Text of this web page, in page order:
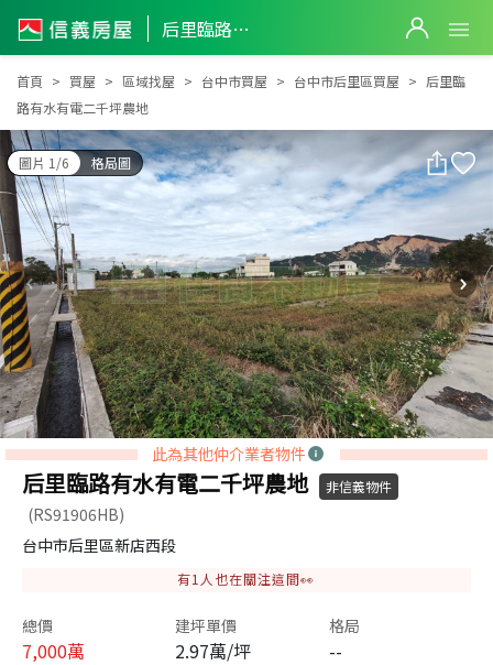
后里臨路有水有電二千坪農地
后里臨路有水有電二千坪農地
首頁 買屋 區域找屋 台中市買屋 台中市后里區買屋
后里臨
路有水有電二千坪農地
圖片 1/6 格局圖
此為其他仲介業者物件
后里臨路有水有電二千坪農地 非信義物件
(RS91906HB)
台中市后里區新店西段
有1 人也在關注這間👀
總價
7,000萬
建坪單價
2.97萬/坪
格局
--